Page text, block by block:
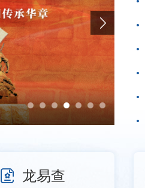
 龙易查